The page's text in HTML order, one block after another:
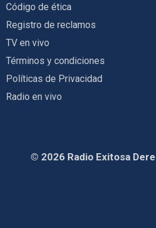
Código de ética
Registro de reclamos
TV en vivo
Términos y condiciones
Políticas de Privacidad
Radio en vivo
© 2026 Radio Exitosa